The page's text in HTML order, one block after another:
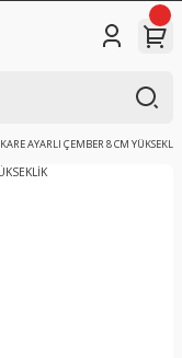
KARE AYARLI ÇEMBER 8 CM YÜKSEKLİK